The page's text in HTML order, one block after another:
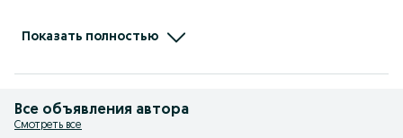
Гарантия на б/у телефон 1месяц
Показать полностью
Все объявления автора
Смотреть все